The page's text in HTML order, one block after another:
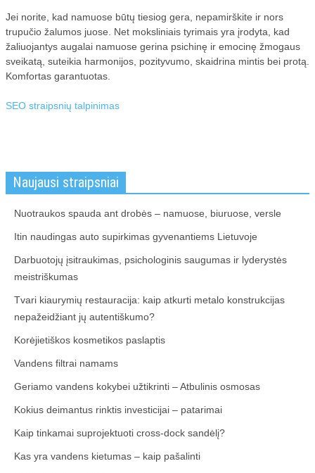
Jei norite, kad namuose būtų tiesiog gera, nepamirškite ir nors
trupučio žalumos juose. Net moksliniais tyrimais yra įrodyta, kad
žaliuojantys augalai namuose gerina psichinę ir emocinę žmogaus
sveikatą, suteikia harmonijos, pozityvumo, skaidrina mintis bei protą.
Komfortas garantuotas.
SEO straipsnių talpinimas
Naujausi straipsniai
Nuotraukos spauda ant drobės – namuose, biuruose, versle
Itin naudingas auto supirkimas gyvenantiems Lietuvoje
Darbuotojų įsitraukimas, psichologinis saugumas ir lyderystės
meistriškumas
Tvari kiaurymių restauracija: kaip atkurti metalo konstrukcijas
nepažeidžiant jų autentiškumo?
Korėjietiškos kosmetikos paslaptis
Vandens filtrai namams
Geriamo vandens kokybei užtikrinti – Atbulinis osmosas
Kokius deimantus rinktis investicijai – patarimai
Kaip tinkamai suprojektuoti cross-dock sandėlį?
Kas yra vandens kietumas – kaip pašalinti